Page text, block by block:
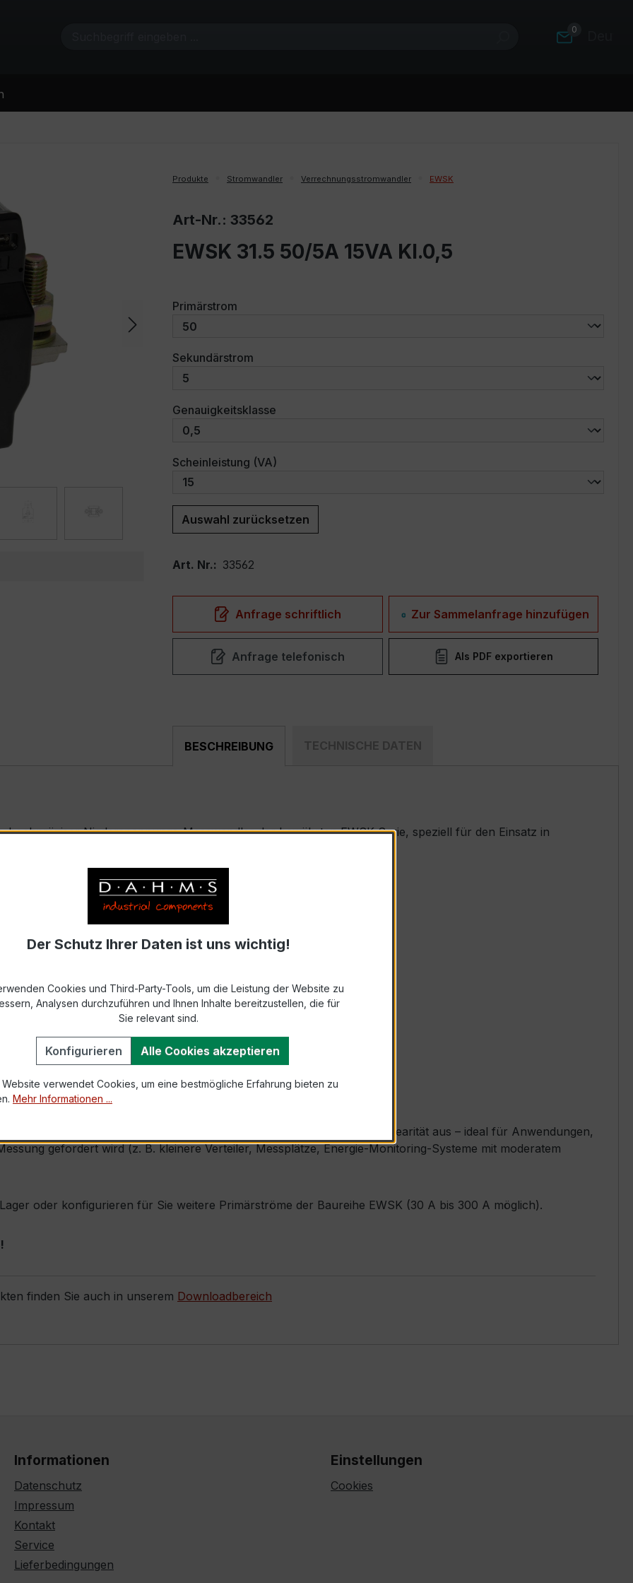
0
Produkte Stromwandler Verrechnungsstromwandler EWSK
Art-Nr.: 33562
EWSK 31.5 50/5A 15VA Kl.0,5
Primärstrom
Sekundärstrom
Genauigkeitsklasse
Scheinleistung (VA)
Auswahl zurücksetzen
Art. Nr.: 33562
Anfrage schriftlich Zur Sammelanfrage hinzufügen
Anfrage telefonisch Als PDF exportieren
BESCHREIBUNG TECHNISCHE DATEN
hochpräziser Niederspannungs-Messwandler der bewährten EWSK-Serie, speziell für den Einsatz in
Mess- und Überwachungssystemen entwickelt.
31.5
50 A, Sekundärnennstrom 5 A)
bzw. DIN EN 61869-2)
Ø 31 mm (Kabeldurchführung)
× Ipr (Dauerstrom 1 × Primärnennstrom)
× Ipr, 1 s
inkl. Isolierschutzkappe
seine sehr kompakte Bauform, hohe Zuverlässigkeit und exzellente Linearität aus – ideal für Anwendungen,
gefordert wird (z. B. kleinere Verteiler, Messplätze, Energie-Monitoring-Systeme mit moderatem
oder konfigurieren für Sie weitere Primärströme der Baureihe EWSK (30 A bis 300 A möglich).
finden Sie auch in unserem Downloadbereich
Informationen
Datenschutz
Impressum
Kontakt
Service
Lieferbedingungen
Einstellungen
Cookies
Der Schutz Ihrer Daten ist uns wichtig!
Cookies und Third-Party-Tools, um die Leistung der Website zu
Analysen durchzuführen und Ihnen Inhalte bereitzustellen, die für
Sie relevant sind.
Konfigurieren Alle Cookies akzeptieren
Website verwendet Cookies, um eine bestmögliche Erfahrung bieten zu
Mehr Informationen ...